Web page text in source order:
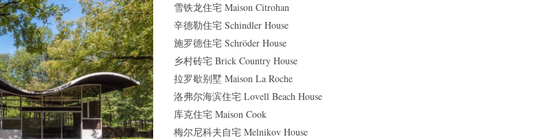
雪铁龙住宅 Maison Citrohan
辛德勒住宅 Schindler House
施罗德住宅 Schröder House
乡村砖宅 Brick Country House
拉罗歇别墅 Maison La Roche
洛弗尔海滨住宅 Lovell Beach House
库克住宅 Maison Cook
梅尔尼科夫自宅 Melnikov House